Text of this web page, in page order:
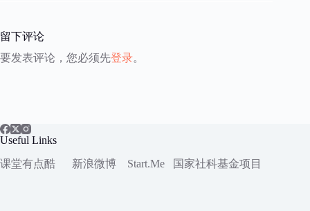
留下评论
要发表评论，您必须先登录。
Useful Links
课堂有点酷
新浪微博 Start.Me 国家社科基金项目